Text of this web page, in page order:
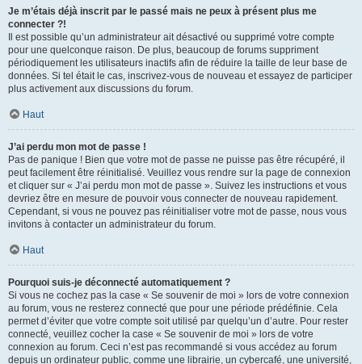
Je m’étais déjà inscrit par le passé mais ne peux à présent plus me
connecter ?!
Il est possible qu’un administrateur ait désactivé ou supprimé votre compte
pour une quelconque raison. De plus, beaucoup de forums suppriment
périodiquement les utilisateurs inactifs afin de réduire la taille de leur base de
données. Si tel était le cas, inscrivez-vous de nouveau et essayez de participer
plus activement aux discussions du forum.
Haut
J’ai perdu mon mot de passe !
Pas de panique ! Bien que votre mot de passe ne puisse pas être récupéré, il
peut facilement être réinitialisé. Veuillez vous rendre sur la page de connexion
et cliquer sur « J’ai perdu mon mot de passe ». Suivez les instructions et vous
devriez être en mesure de pouvoir vous connecter de nouveau rapidement.
Cependant, si vous ne pouvez pas réinitialiser votre mot de passe, nous vous
invitons à contacter un administrateur du forum.
Haut
Pourquoi suis-je déconnecté automatiquement ?
Si vous ne cochez pas la case « Se souvenir de moi » lors de votre connexion
au forum, vous ne resterez connecté que pour une période prédéfinie. Cela
permet d’éviter que votre compte soit utilisé par quelqu’un d’autre. Pour rester
connecté, veuillez cocher la case « Se souvenir de moi » lors de votre
connexion au forum. Ceci n’est pas recommandé si vous accédez au forum
depuis un ordinateur public, comme une librairie, un cybercafé, une université,